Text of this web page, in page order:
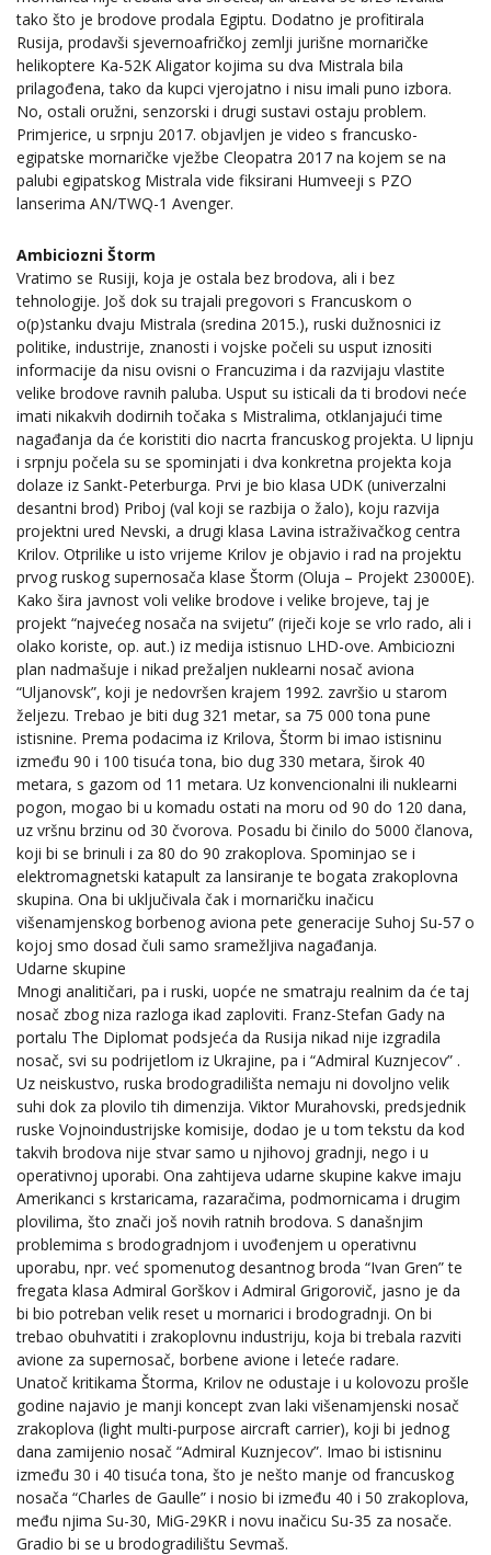
tako što je brodove prodala Egiptu. Dodatno je profitirala
Rusija, prodavši sjevernoafričkoj zemlji jurišne mornaričke
helikoptere Ka-52K Aligator kojima su dva Mistrala bila
prilagođena, tako da kupci vjerojatno i nisu imali puno izbora.
No, ostali oružni, senzorski i drugi sustavi ostaju problem.
Primjerice, u srpnju 2017. objavljen je video s francusko-
egipatske mornaričke vježbe Cleopatra 2017 na kojem se na
palubi egipatskog Mistrala vide fiksirani Humveeji s PZO
lanserima AN/TWQ-1 Avenger.
Ambiciozni Štorm
Vratimo se Rusiji, koja je ostala bez brodova, ali i bez
tehnologije. Još dok su trajali pregovori s Francuskom o
o(p)stanku dvaju Mistrala (sredina 2015.), ruski dužnosnici iz
politike, industrije, znanosti i vojske počeli su usput iznositi
informacije da nisu ovisni o Francuzima i da razvijaju vlastite
velike brodove ravnih paluba. Usput su isticali da ti brodovi neće
imati nikakvih dodirnih točaka s Mistralima, otklanjajući time
nagađanja da će koristiti dio nacrta francuskog projekta. U lipnju
i srpnju počela su se spominjati i dva konkretna projekta koja
dolaze iz Sankt-Peterburga. Prvi je bio klasa UDK (univerzalni
desantni brod) Priboj (val koji se razbija o žalo), koju razvija
projektni ured Nevski, a drugi klasa Lavina istraživačkog centra
Krilov. Otprilike u isto vrijeme Krilov je objavio i rad na projektu
prvog ruskog supernosača klase Štorm (Oluja – Projekt 23000E).
Kako šira javnost voli velike brodove i velike brojeve, taj je
projekt “najvećeg nosača na svijetu” (riječi koje se vrlo rado, ali i
olako koriste, op. aut.) iz medija istisnuo LHD-ove. Ambiciozni
plan nadmašuje i nikad prežaljen nuklearni nosač aviona
“Uljanovsk”, koji je nedovršen krajem 1992. završio u starom
željezu. Trebao je biti dug 321 metar, sa 75 000 tona pune
istisnine. Prema podacima iz Krilova, Štorm bi imao istisninu
između 90 i 100 tisuća tona, bio dug 330 metara, širok 40
metara, s gazom od 11 metara. Uz konvencionalni ili nuklearni
pogon, mogao bi u komadu ostati na moru od 90 do 120 dana,
uz vršnu brzinu od 30 čvorova. Posadu bi činilo do 5000 članova,
koji bi se brinuli i za 80 do 90 zrakoplova. Spominjao se i
elektromagnetski katapult za lansiranje te bogata zrakoplovna
skupina. Ona bi uključivala čak i mornaričku inačicu
višenamjenskog borbenog aviona pete generacije Suhoj Su-57 o
kojoj smo dosad čuli samo sramežljiva nagađanja.
Udarne skupine
Mnogi analitičari, pa i ruski, uopće ne smatraju realnim da će taj
nosač zbog niza razloga ikad zaploviti. Franz-Stefan Gady na
portalu The Diplomat podsjeća da Rusija nikad nije izgradila
nosač, svi su podrijetlom iz Ukrajine, pa i “Admiral Kuznjecov” .
Uz neiskustvo, ruska brodogradilišta nemaju ni dovoljno velik
suhi dok za plovilo tih dimenzija. Viktor Murahovski, predsjednik
ruske Vojnoindustrijske komisije, dodao je u tom tekstu da kod
takvih brodova nije stvar samo u njihovoj gradnji, nego i u
operativnoj uporabi. Ona zahtijeva udarne skupine kakve imaju
Amerikanci s krstaricama, razaračima, podmornicama i drugim
plovilima, što znači još novih ratnih brodova. S današnjim
problemima s brodogradnjom i uvođenjem u operativnu
uporabu, npr. već spomenutog desantnog broda “Ivan Gren” te
fregata klasa Admiral Gorškov i Admiral Grigorovič, jasno je da
bi bio potreban velik reset u mornarici i brodogradnji. On bi
trebao obuhvatiti i zrakoplovnu industriju, koja bi trebala razviti
avione za supernosač, borbene avione i leteće radare.
Unatoč kritikama Štorma, Krilov ne odustaje i u kolovozu prošle
godine najavio je manji koncept zvan laki višenamjenski nosač
zrakoplova (light multi-purpose aircraft carrier), koji bi jednog
dana zamijenio nosač “Admiral Kuznjecov”. Imao bi istisninu
između 30 i 40 tisuća tona, što je nešto manje od francuskog
nosača “Charles de Gaulle” i nosio bi između 40 i 50 zrakoplova,
među njima Su-30, MiG-29KR i novu inačicu Su-35 za nosače.
Gradio bi se u brodogradilištu Sevmaš.